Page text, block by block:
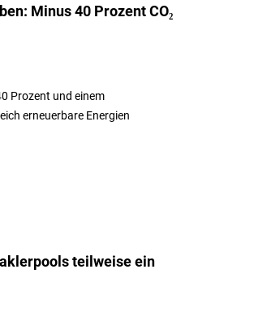
Minus 40 Prozent CO₂
Prozent und einem
erneuerbare Energien
teilweise ein